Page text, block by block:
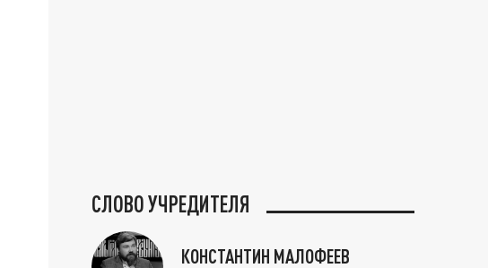
СЛОВО УЧРЕДИТЕЛЯ
КОНСТАНТИН МАЛОФЕЕВ